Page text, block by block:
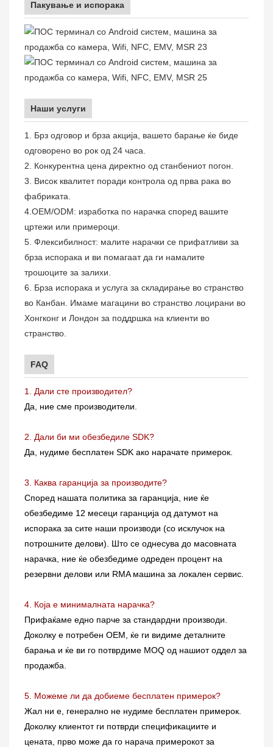
Пакување и испорака
Наши услуги
1. Брз одговор и брза акција, вашето барање ќе биде
одговорено во рок од 24 часа.
2. Конкурентна цена директно од станбениот погон.
3. Висок квалитет поради контрола од прва рака во
фабриката.
4.OEM/ODM: изработка по нарачка според вашите
цртежи или примероци.
5. Флексибилност: малите нарачки се прифатливи за
брза испорака и ви помагаат да ги намалите
трошоците за залихи.
6. Брза испорака и услуга за складирање во странство
во Канбан. Имаме магацини во странство лоцирани во
Хонгконг и Лондон за поддршка на клиенти во
странство.
FAQ
1. Дали сте производител?
Да, ние сме производители.
2. Дали би ми обезбедиле SDK?
Да, нудиме бесплатен SDK ако нарачате примерок.
3. Каква гаранција за производите?
Според нашата политика за гаранција, ние ќе
обезбедиме 12 месеци гаранција од датумот на
испорака за сите наши производи (со исклучок на
потрошните делови). Што се однесува до масовната
нарачка, ние ќе обезбедиме одреден процент на
резервни делови или RMA машина за локален сервис.
4. Која е минималната нарачка?
Прифаќаме едно парче за стандардни производи.
Доколку е потребен OEM, ќе ги видиме деталните
барања и ќе ви го потврдиме MOQ од нашиот оддел за
продажба.
5. Можеме ли да добиеме бесплатен примерок?
Жал ни е, генерално не нудиме бесплатен примерок.
Доколку клиентот ги потврди спецификациите и
цената, прво може да го нарача примерокот за